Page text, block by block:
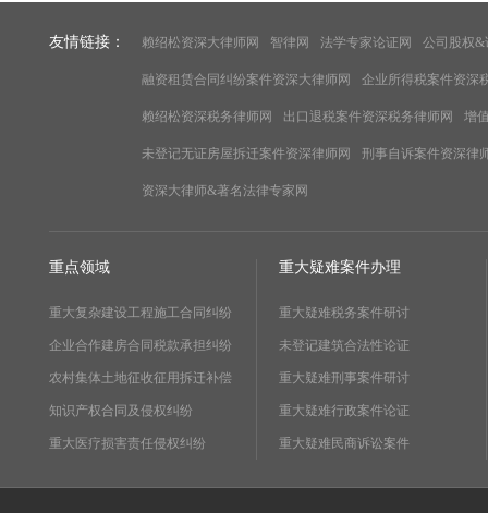
友情链接： 赖绍松资深大律师网 智律网 法学专家论证网 公司股权&
融资租赁合同纠纷案件资深大律师网 企业所得税案件资深
赖绍松资深税务律师网 出口退税案件资深税务律师网 增
未登记无证房屋拆迁案件资深律师网 刑事自诉案件资深律
资深大律师&著名法律专家网
重点领域
重大复杂建设工程施工合同纠纷
企业合作建房合同税款承担纠纷
农村集体土地征收征用拆迁补偿
知识产权合同及侵权纠纷
重大医疗损害责任侵权纠纷
重大疑难案件办理
重大疑难税务案件研讨
未登记建筑合法性论证
重大疑难刑事案件研讨
重大疑难行政案件论证
重大疑难民商诉讼案件